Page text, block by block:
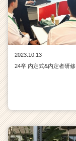
2023.10.13
24卒 内定式&内定者研修